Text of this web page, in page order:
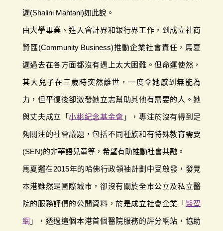
邐(Shalini Mahtani)如此說。
由大學畢業、進入會計界和銀行界工作，到成立社商
賢匯(Community Business)推動企業社會責任，馬夏
邐過去在各方面都沒有遇上太大困難。但命運使然，
其大兒子在三歲時突然離世，一度令她感到無能為
力，但平復後卻激發她立志幫助其他有需要的人。她
與丈夫成立「小彬紀念基金會 」，專注於沒有得到足
夠關注的社會議題，包括不同種族和有特殊教育需要
(SEN)的非華語兒童等，希望有助推動社會共融。
馬夏邐在2015年的哈佛行政領袖計劃中受啟發，發覺
本港雖然是國際城市，卻沒有關於全市公立及私立醫
院的服務評價的公開資料，於是成立社會企業「 醫智
網 」，透過這個本港首個醫院服務的評分網站，協助